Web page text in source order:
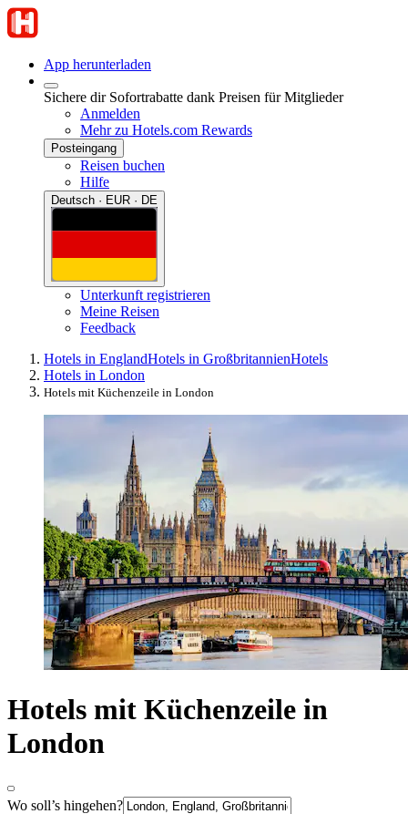
App herunterladen
Sichere dir Sofortrabatte dank Preisen für Mitglieder
Anmelden
Mehr zu Hotels.com Rewards
Posteingang
Reisen buchen
Hilfe
Deutsch · EUR · DE
Unterkunft registrieren
Meine Reisen
Feedback
Hotels in EnglandHotels in GroßbritannienHotels
Hotels in London
Hotels mit Küchenzeile in London
Hotels mit Küchenzeile in
London
Wo soll’s hingehen?